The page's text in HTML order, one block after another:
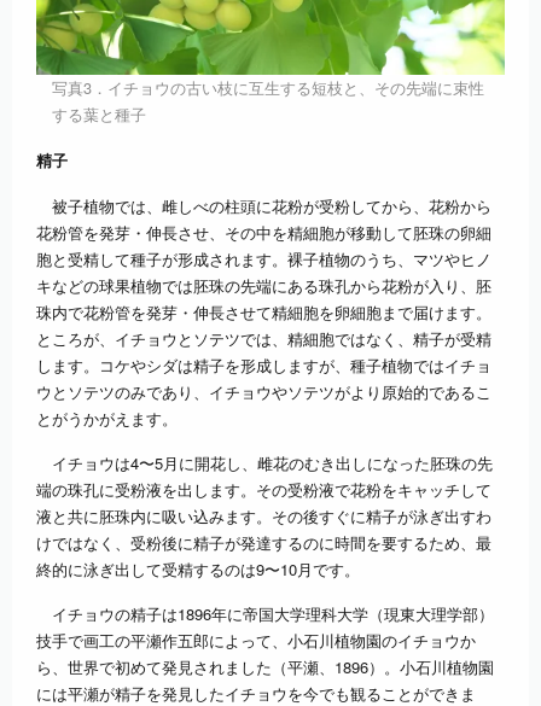
写真3．イチョウの古い枝に互生する短枝と、その先端に束性
する葉と種子
精子
被子植物では、雌しべの柱頭に花粉が受粉してから、花粉から
花粉管を発芽・伸長させ、その中を精細胞が移動して胚珠の卵細
胞と受精して種子が形成されます。裸子植物のうち、マツやヒノ
キなどの球果植物では胚珠の先端にある珠孔から花粉が入り、胚
珠内で花粉管を発芽・伸長させて精細胞を卵細胞まで届けます。
ところが、イチョウとソテツでは、精細胞ではなく、精子が受精
します。コケやシダは精子を形成しますが、種子植物ではイチョ
ウとソテツのみであり、イチョウやソテツがより原始的であるこ
とがうかがえます。
イチョウは4〜5月に開花し、雌花のむき出しになった胚珠の先
端の珠孔に受粉液を出します。その受粉液で花粉をキャッチして
液と共に胚珠内に吸い込みます。その後すぐに精子が泳ぎ出すわ
けではなく、受粉後に精子が発達するのに時間を要するため、最
終的に泳ぎ出して受精するのは9〜10月です。
イチョウの精子は1896年に帝国大学理科大学（現東大理学部）
技手で画工の平瀬作五郎によって、小石川植物園のイチョウか
ら、世界で初めて発見されました（平瀬、1896）。小石川植物園
には平瀬が精子を発見したイチョウを今でも観ることができま